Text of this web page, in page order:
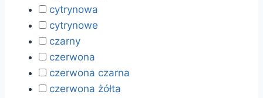
cytrynowa
cytrynowe
czarny
czerwona
czerwona czarna
czerwona żółta